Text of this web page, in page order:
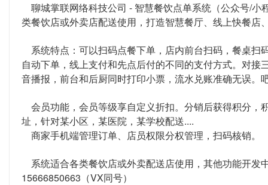
聊城掌联网络科技公司 - 智慧餐饮点单系统（公众号/小
类餐饮店或外卖店配送使用，打造智慧餐厅、线上快餐店
系统特点：可以扫码点餐下单，店内前台扫码，餐桌扫
自动下单，线上支付和先点后付的不同的支付方式。对接
音播报，前台和后厨同时打印小票，流水兑账准确无误。
会员功能，会员等级享自定义折扣。分销后获得积分，
址，针对某小区，某医院，某学校配送....
商家手机端管理订单、店员权限分权管理，扫码核销。
系统适合各类餐饮店或外卖配送店使用，其他功能开发
15666850663（VX同号）